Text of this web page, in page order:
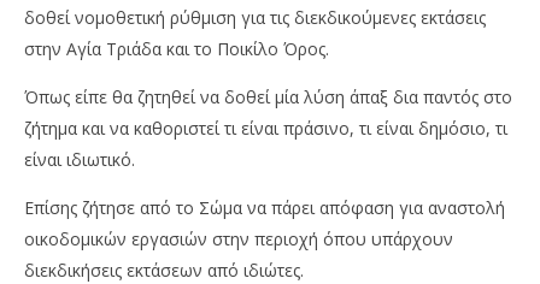
δοθεί νομοθετική ρύθμιση για τις διεκδικούμενες εκτάσεις
στην Αγία Τριάδα και το Ποικίλο Όρος.
Όπως είπε θα ζητηθεί να δοθεί μία λύση άπαξ δια παντός στο
ζήτημα και να καθοριστεί τι είναι πράσινο, τι είναι δημόσιο, τι
είναι ιδιωτικό.
Επίσης ζήτησε από το Σώμα να πάρει απόφαση για αναστολή
οικοδομικών εργασιών στην περιοχή όπου υπάρχουν
διεκδικήσεις εκτάσεων από ιδιώτες.